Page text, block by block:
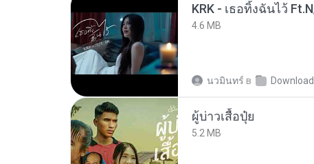
4.6 MB
นวมินทร์ в
ผู้บ่าวเสื้อปุ๋ย
5.2 MB